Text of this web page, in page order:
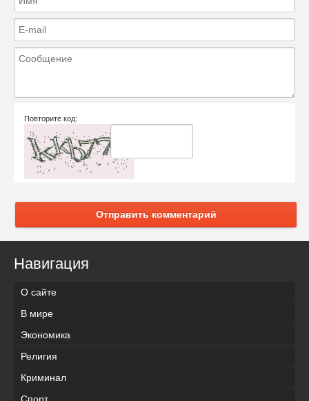
Повторите код:
Отправить комментарий
Навигация
О сайте
В мире
Экономика
Религия
Криминал
Спорт